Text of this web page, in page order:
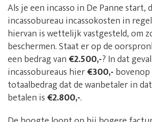
Als je een incasso in De Panne
incassobureau incassokosten in
hiervan is wettelijk vastgesteld, om
beschermen. Staat er op de
een bedrag van €2.500,-? In dat
incassobureaus hier€300,-
totaalbedrag dat de wanbetaler in
betalen is €2.800,-.